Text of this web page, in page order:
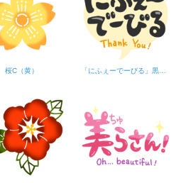
桜C（黄） 「にふぇーでーびる」黒・フキダシ